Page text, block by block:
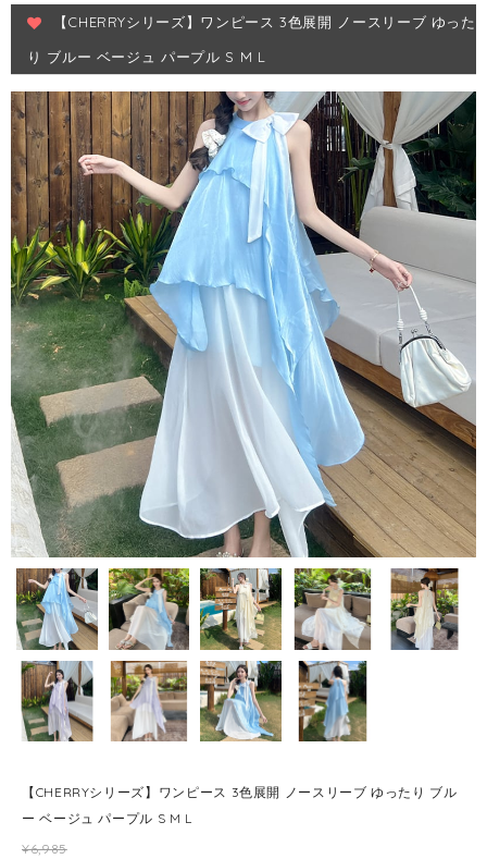
【CHERRYシリーズ】ワンピース 3色展開 ノースリーブ ゆった
り ブルー ベージュ パープル S M L
【CHERRYシリーズ】ワンピース 3色展開 ノースリーブ ゆったり ブル
ー ベージュ パープル S M L
¥6,985